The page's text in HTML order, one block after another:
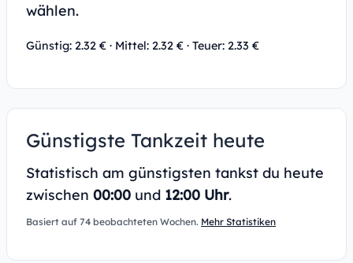
wählen.
Günstig: 2.32 € · Mittel: 2.32 € · Teuer: 2.33 €
Günstigste Tankzeit heute
Statistisch am günstigsten tankst du heute
zwischen 00:00 und 12:00 Uhr.
Basiert auf 74 beobachteten Wochen. Mehr Statistiken